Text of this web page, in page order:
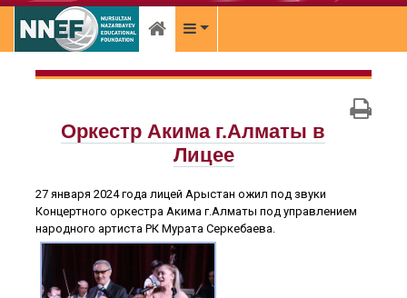
Оркестр Акима г.Алматы в
Лицее
27 января 2024 года лицей Арыстан ожил под звуки
Концертного оркестра Акима г.Алматы под управлением
народного артиста РК Мурата Серкебаева.